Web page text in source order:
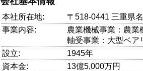
本社所在地:
〒518-0441 三重県
事業内容:
農業機械事業：農業
軸受事業：大型ベア
設立:
1945年
資本金:
13億5,000万円